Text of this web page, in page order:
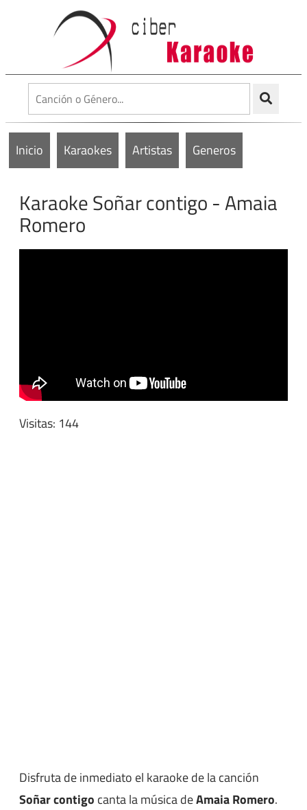
Inicio Karaokes Artistas Generos
Karaoke Soñar contigo - Amaia
Romero
Visitas: 144
Disfruta de inmediato el karaoke de la canción
Soñar contigo canta la música deAmaia Romero.